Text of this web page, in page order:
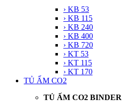
› KB 53
› KB 115
› KB 240
› KB 400
› KB 720
› KT 53
› KT 115
› KT 170
TỦ ẤM CO2
TỦ ẤM CO2 BINDER